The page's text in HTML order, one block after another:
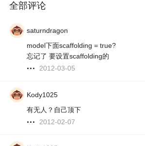
全部评论
saturndragon
model下面scaffolding = true?
忘记了 要设置scaffolding的
2012-03-05
Kody1025
有无人？自己顶下
2012-02-07